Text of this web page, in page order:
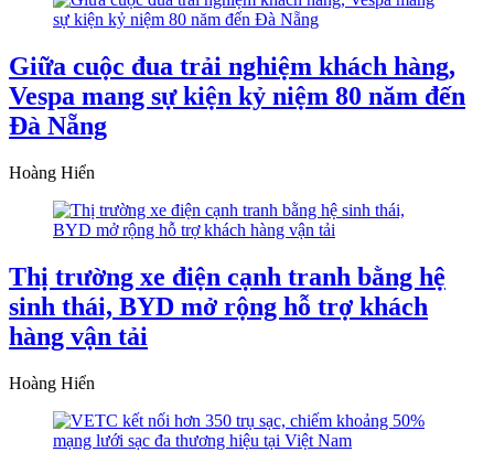
Giữa cuộc đua trải nghiệm khách hàng,
Vespa mang sự kiện kỷ niệm 80 năm đến
Đà Nẵng
Hoàng Hiển
Thị trường xe điện cạnh tranh bằng hệ
sinh thái, BYD mở rộng hỗ trợ khách
hàng vận tải
Hoàng Hiển